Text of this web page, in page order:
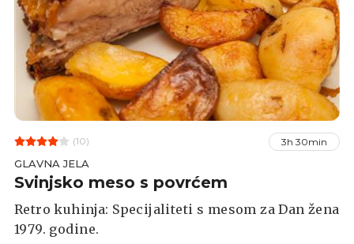
(10) 3h 30min
GLAVNA JELA
Svinjsko meso s povrćem
Retro kuhinja: Specijaliteti s mesom za Dan žena
1979. godine.